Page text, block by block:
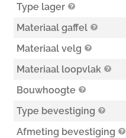
Type lager
Materiaal gaffel
Materiaal velg
Materiaal loopvlak
Bouwhoogte
Type bevestiging
Afmeting bevestiging